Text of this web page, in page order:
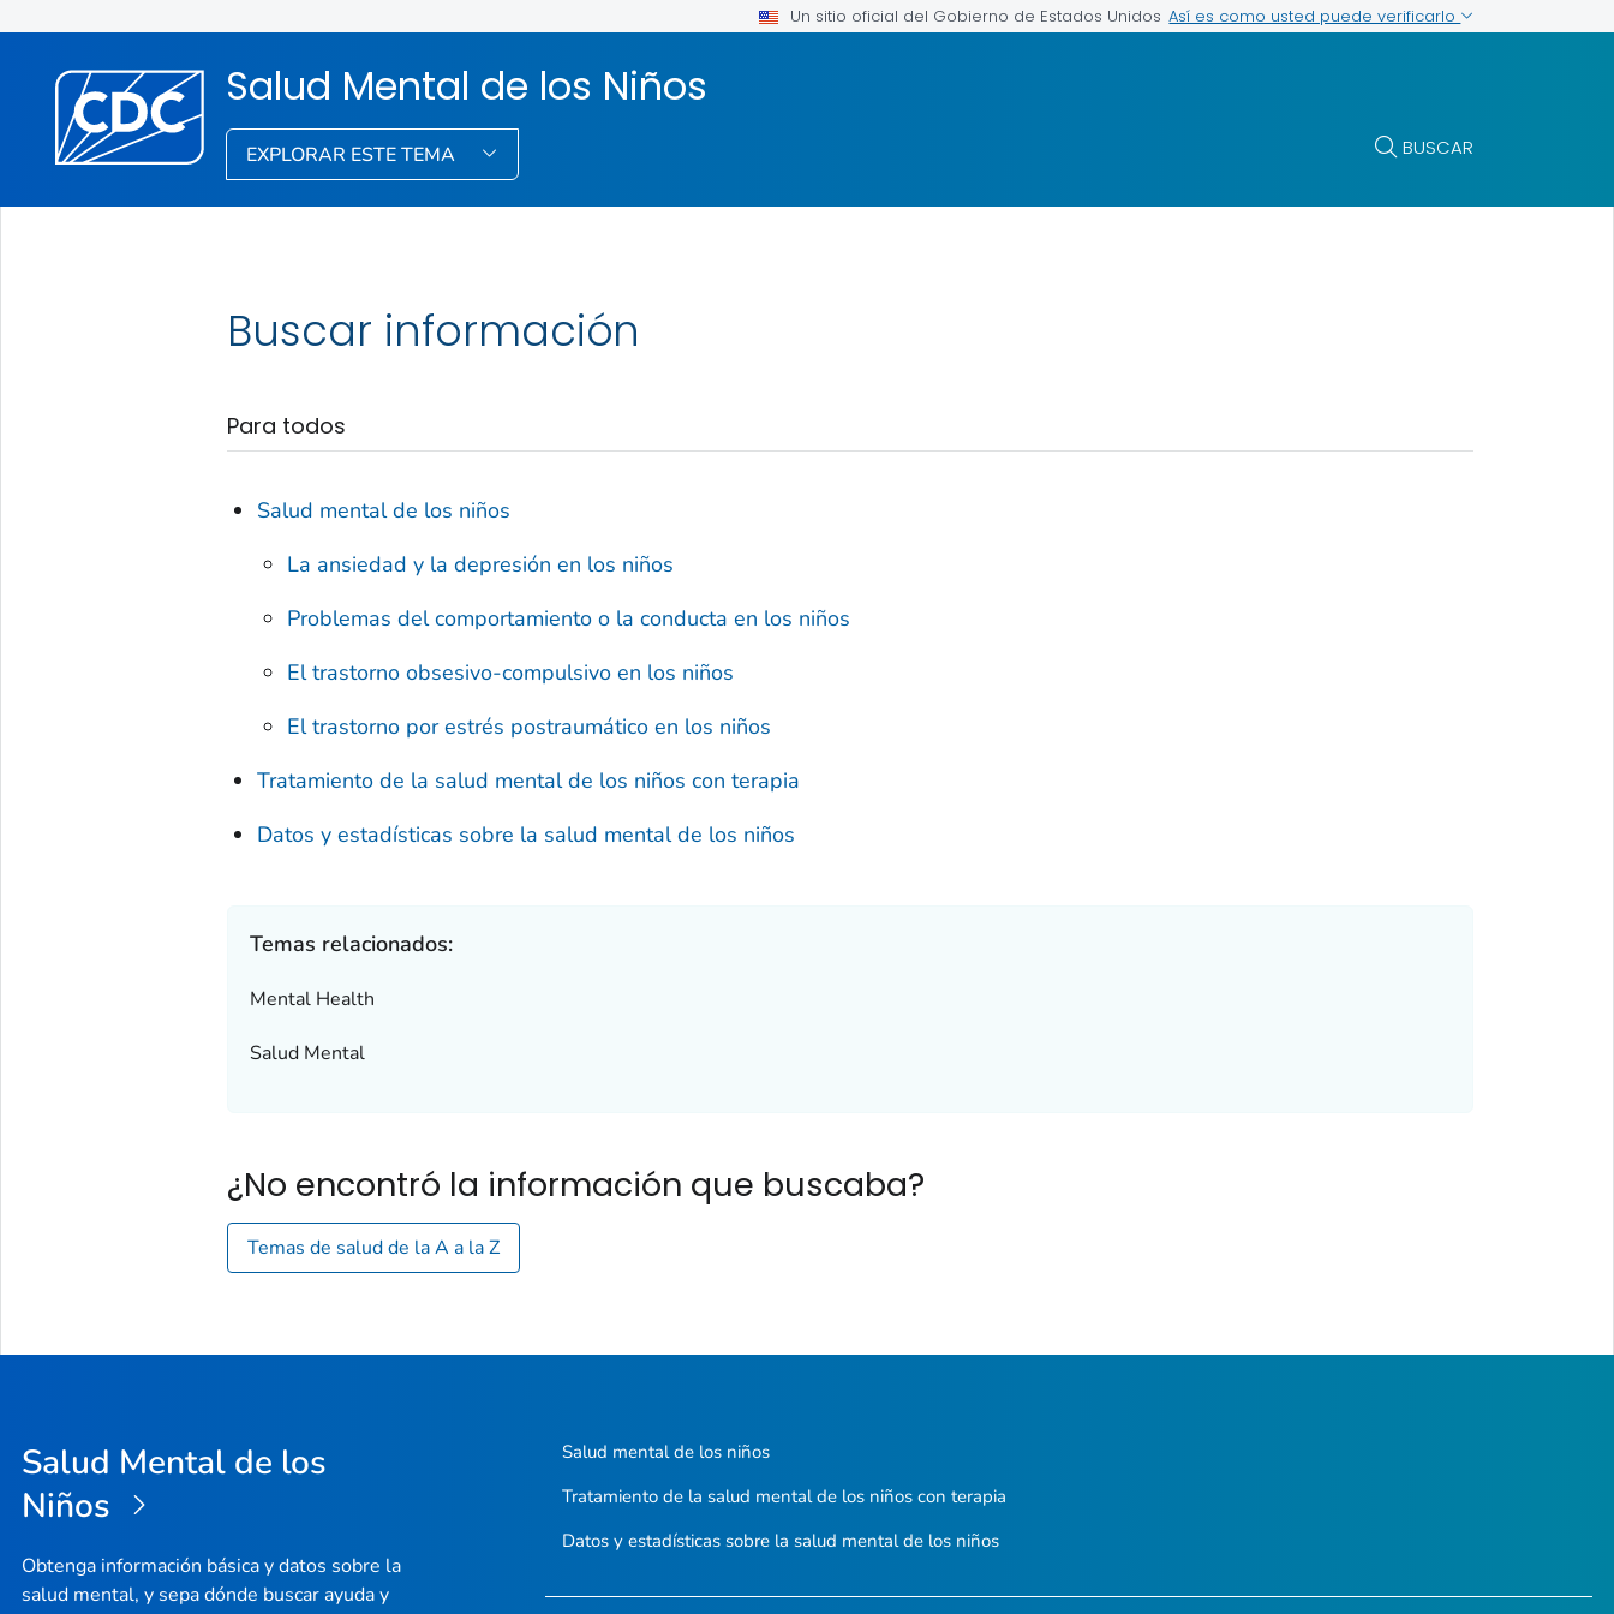
Un sitio oficial del Gobierno de Estados Unidos Así es como usted puede verificarlo
Salud Mental de los Niños
EXPLORAR ESTE TEMA BUSCAR
Buscar información
Para todos
Salud mental de los niños
La ansiedad y la depresión en los niños
Problemas del comportamiento o la conducta en los niños
El trastorno obsesivo-compulsivo en los niños
El trastorno por estrés postraumático en los niños
Tratamiento de la salud mental de los niños con terapia
Datos y estadísticas sobre la salud mental de los niños
Temas relacionados:
Mental Health
Salud Mental
¿No encontró la información que buscaba?
Temas de salud de la A a la Z
Salud Mental de los
Niños
Obtenga información básica y datos sobre la
salud mental, y sepa dónde buscar ayuda y
Salud mental de los niños
Tratamiento de la salud mental de los niños con terapia
Datos y estadísticas sobre la salud mental de los niños